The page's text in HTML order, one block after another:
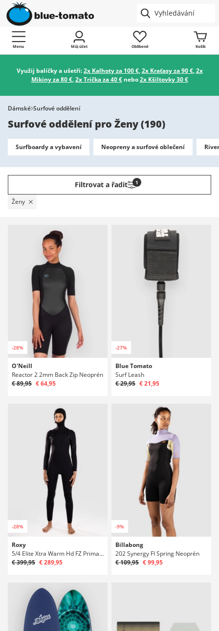
Menu Můj účet Oblíbené Košík
Využij balíčky a ušetři:2x Kalhoty za 100 €,2x Kraťasy za 90 €,2x
Mikiny za 80 €,2x Trička za 40 €nebo2x Kšiltovky 30 €
Dámské Surfové oddělení
Surfové oddělení pro Ženy(190)
Surfboardy a vybavení Neopreny a surfové oblečení
Filtrovat a řadit 1
Ženy
-28%
O'Neill
Reactor 2 2mm Back Zip Neoprén
€ 89,95 € 64,95
-27%
Blue Tomato
Surf Leash
€ 29,95 € 21,95
-28%
Roxy
5/4 Elite Xtra Warm Hd FZ Primaloft Neoprén
€ 399,95 € 289,95
-9%
Billabong
202 Synergy Fl Spring Neoprén
€ 109,95 € 99,95